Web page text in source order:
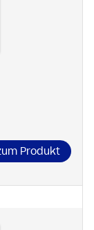
Produkt